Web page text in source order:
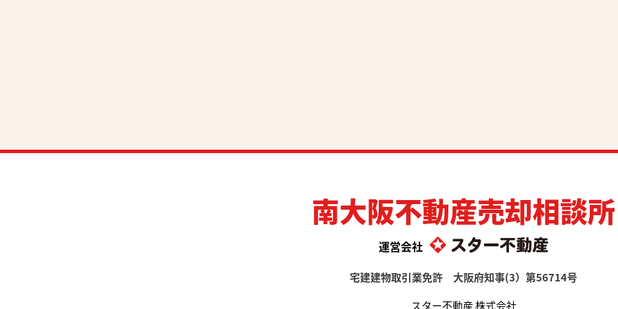
南大阪不動産売却相談所
運営会社
宅建建物取引業免許 大阪府知事(3）第56714号
スター不動産 株式会社